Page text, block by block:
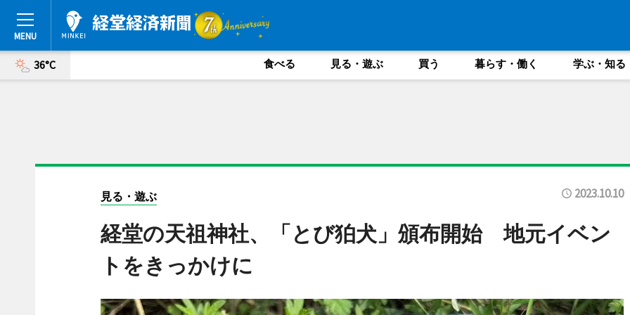
36°C 食べる 見る・遊ぶ 買う 暮らす・働く 学ぶ・知る
見る・遊ぶ 2023.10.10
経堂の天祖神社、「とび狛犬」頒布開始 地元イベン
トをきっかけに